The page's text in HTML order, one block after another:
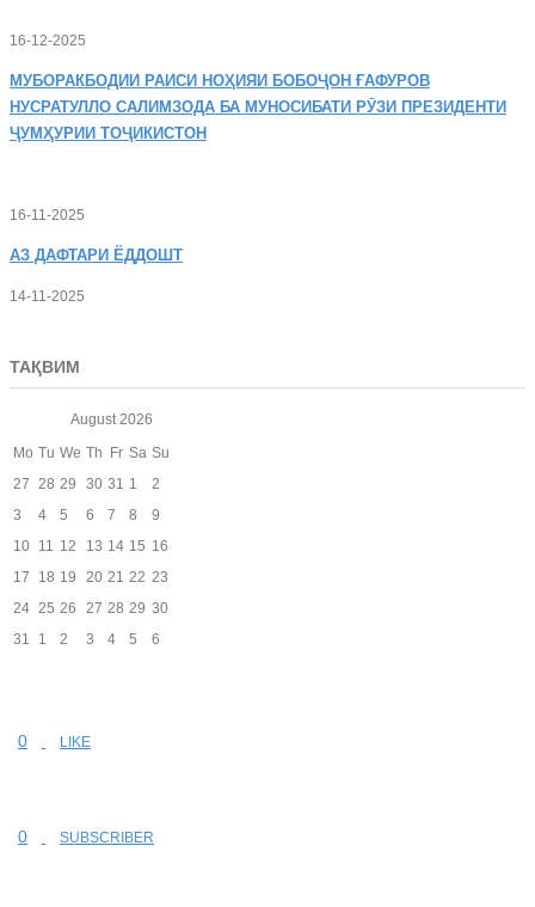
16-12-2025
МУБОРАКБОДИИ РАИСИ НОҲИЯИ БОБОҶОН ҒАФУРОВ
НУСРАТУЛЛО САЛИМЗОДА БА МУНОСИБАТИ РӮЗИ ПРЕЗИДЕНТИ
ҶУМҲУРИИ ТОҶИКИСТОН
16-11-2025
АЗ ДАФТАРИ ЁДДОШТ
14-11-2025
ТАҚВИМ
August 2026
Mo Tu We Th Fr Sa Su
27 28 29 30 31 1
2
3
4 5 6 7 8
9
10 11 12 13 14 15 16
17
18 19 20 21 22 23
24 25 26 27 28 29 30
31
1 2 3 4 5 6
0 LIKE
0 SUBSCRIBER